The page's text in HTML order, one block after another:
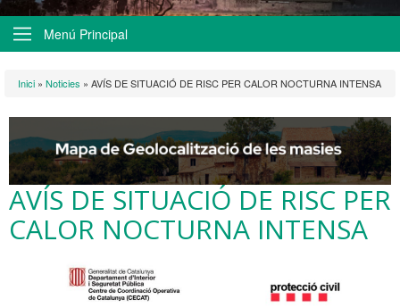
Menú Principal
Esteu aquí
Inici » Noticies » AVÍS DE SITUACIÓ DE RISC PER CALOR NOCTURNA INTENSA
AVÍS DE SITUACIÓ DE RISC PER
CALOR NOCTURNA INTENSA